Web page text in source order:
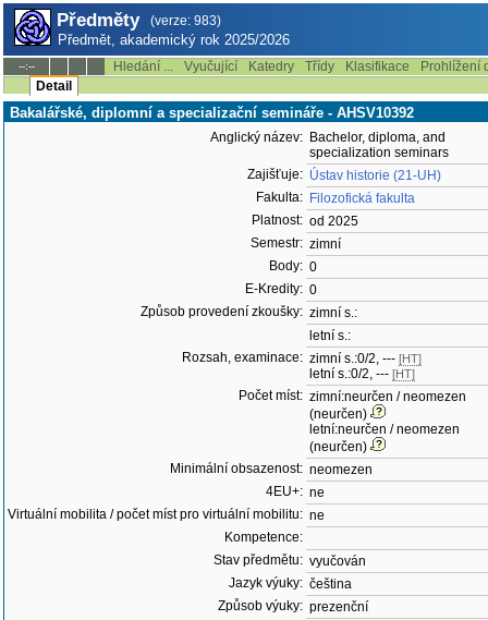
Předměty (verze: 983)
Předmět, akademický rok 2025/2026
--:-- Hledání ... Vyučující Katedry Třídy Klasifikace
Prohlížení
Detail
Bakalářské, diplomní a specializační semináře - AHSV10392
Anglický název: Bachelor, diploma, and
specialization seminars
Zajišťuje: Ústav historie (21-UH)
Fakulta: Filozofická fakulta
Platnost: od 2025
Semestr: zimní
Body: 0
E-Kredity: 0
Způsob provedení zkoušky: zimní s.:
letní s.:
Rozsah, examinace: zimní s.:0/2, --- [HT]
letní s.:0/2, --- [HT]
Počet míst: zimní:neurčen / neomezen
(neurčen)
letní:neurčen / neomezen
(neurčen)
Minimální obsazenost: neomezen
4EU+: ne
Virtuální mobilita / počet míst pro virtuální mobilitu: ne
Kompetence:
Stav předmětu: vyučován
Jazyk výuky: čeština
Způsob výuky: prezenční